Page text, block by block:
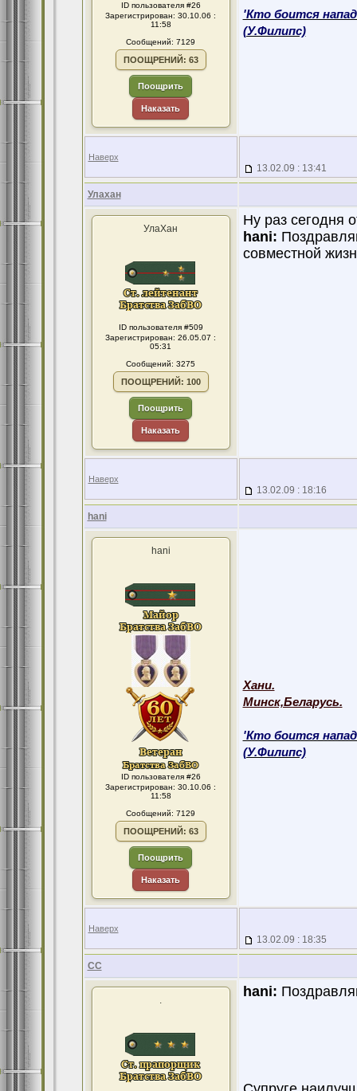
ID пользователя #26
Зарегистрирован: 30.10.06 :
11:58
Сообщений: 7129
ПООЩРЕНИЙ: 63
Поощрить
Наказать
'Кто боится
(У.Филипс)
Наверх
13.02.09 : 13:41
Улахан
УлаХан
ID пользователя #509
Зарегистрирован: 26.05.07 :
05:31
Сообщений: 3275
ПООЩРЕНИЙ: 100
Поощрить
Наказать
Ну раз сегодня
hani:
совместной
Наверх
13.02.09 : 18:16
hani
hani
ID пользователя #26
Зарегистрирован: 30.10.06 :
11:58
Сообщений: 7129
ПООЩРЕНИЙ: 63
Поощрить
Наказать
Хани.
Минск,Беларусь.
'Кто боится
(У.Филипс)
Наверх
13.02.09 : 18:35
CC
.
hani: